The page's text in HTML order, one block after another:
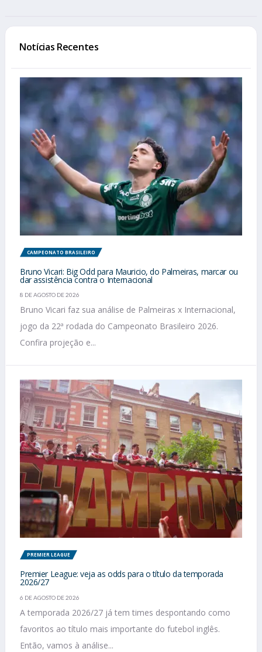
Notícias Recentes
CAMPEONATO BRASILEIRO
Bruno Vicari: Big Odd para Mauricio, do Palmeiras, marcar ou
dar assistência contra o Internacional
8 DE AGOSTO DE 2026
Bruno Vicari faz sua análise de Palmeiras x Internacional,
jogo da 22ª rodada do Campeonato Brasileiro 2026.
Confira projeção e...
PREMIER LEAGUE
Premier League: veja as odds para o título da temporada
2026/27
6 DE AGOSTO DE 2026
A temporada 2026/27 já tem times despontando como
favoritos ao título mais importante do futebol inglês.
Então, vamos à análise...